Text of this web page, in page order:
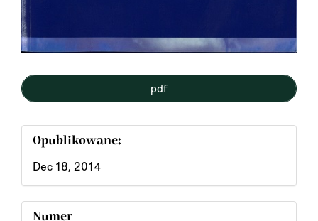
pdf
Opublikowane:
Dec 18, 2014
Numer